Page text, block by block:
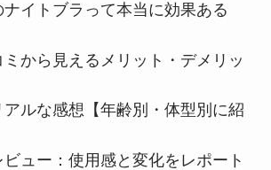
ナイトブラって本当に効果ある
から見えるメリット・デメリッ
ルな感想【年齢別・体型別に紹
ュー：使用感と変化をレポート